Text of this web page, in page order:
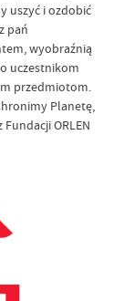
uszyć i ozdobić
pań
wyobraźnią
uczestnikom
przedmiotom.
Planetę,
ORLEN